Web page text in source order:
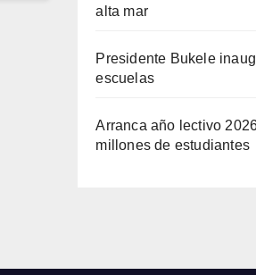
alta mar
Presidente Bukele
escuelas
Arranca año lectivo
millones de estudiantes